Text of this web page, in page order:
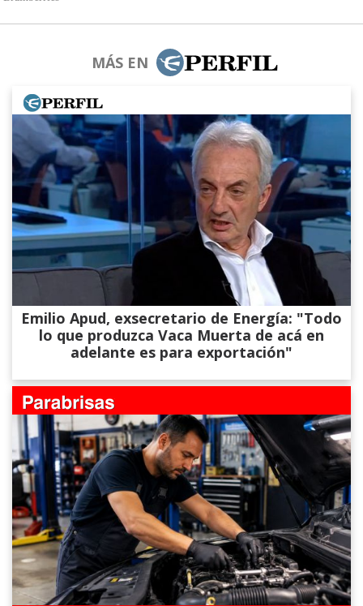
MÁS EN
Emilio Apud, exsecretario de Energía: "Todo
lo que produzca Vaca Muerta de acá en
adelante es para exportación"